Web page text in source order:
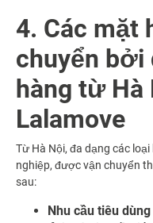
4. Các mặt
chuyển
hàng từ Hà
Lalamove
Từ Hà Nội, đa dạng các
nghiệp, được vận chuyển
sau:
Nhu cầu tiêu